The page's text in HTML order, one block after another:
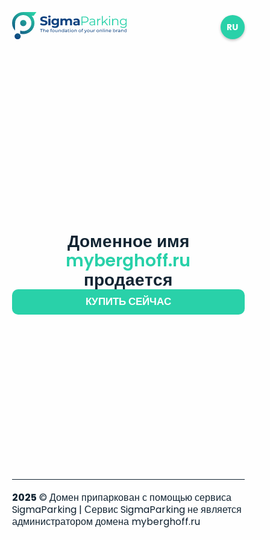
RU
Доменное имя
myberghoff.ru
продается
КУПИТЬ СЕЙЧАС
2025 © Домен припаркован с помощью сервиса
SigmaParking | Сервис SigmaParking не является
администратором домена myberghoff.ru